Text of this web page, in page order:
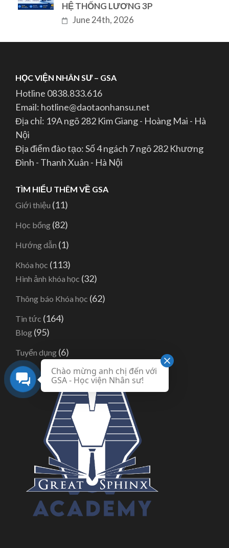
HỆ THỐNG LƯƠNG 3P
June 24th, 2026
HỌC VIỆN NHÂN SƯ – GSA
Hotline 0838.833.616
Email: hotline@daotaonhansu.net
Địa chỉ: 19A ngõ 282 Kim Giang - Hoàng Mai - Hà
Nội
Địa điểm đào tạo: Số 4 ngách 7 ngõ 282 Khương
Đình - Thanh Xuân - Hà Nội
TÌM HIỂU THÊM VỀ GSA
Giới thiệu (11)
Học bổng (82)
Hướng dẫn (1)
Khóa học (113)
Hình ảnh khóa học (32)
Thông báo Khóa học (62)
Tin tức (164)
Blog (95)
Tuyển dụng (6)
Chào mừng anh chị đến với
GSA - Học viện Nhân sư!